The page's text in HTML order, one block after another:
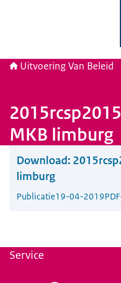
Uitvoering Van Beleid
MKB limburg
Download:
limburg
Publicatie19-04-2019
Service